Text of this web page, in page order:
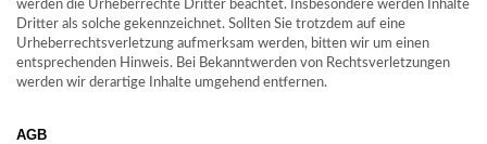
werden die Urheberrechte Dritter beachtet. Insbesondere werden Inhalte
Dritter als solche gekennzeichnet. Sollten Sie trotzdem auf eine
Urheberrechtsverletzung aufmerksam werden, bitten wir um einen
entsprechenden Hinweis. Bei Bekanntwerden von Rechtsverletzungen
werden wir derartige Inhalte umgehend entfernen.
AGB